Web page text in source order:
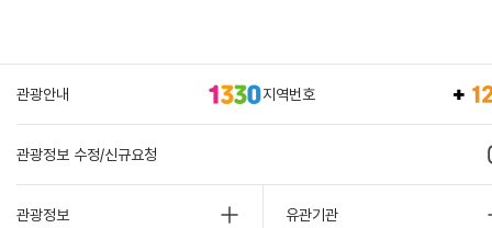
관광안내 지역번호
관광정보 수정/신규요청
관광정보 유관기관